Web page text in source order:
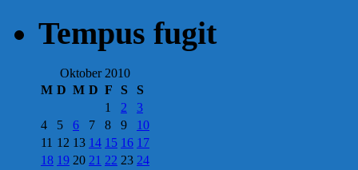
Tempus fugit
Oktober 2010
M D M D F S
S
1
2
3
4
5 6 7 8 9
10
11 12 13 14 15 16 17
18 19 20 21 22 23 24